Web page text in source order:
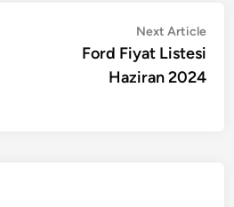
Next Article
Ford Fiyat Listesi
Haziran 2024